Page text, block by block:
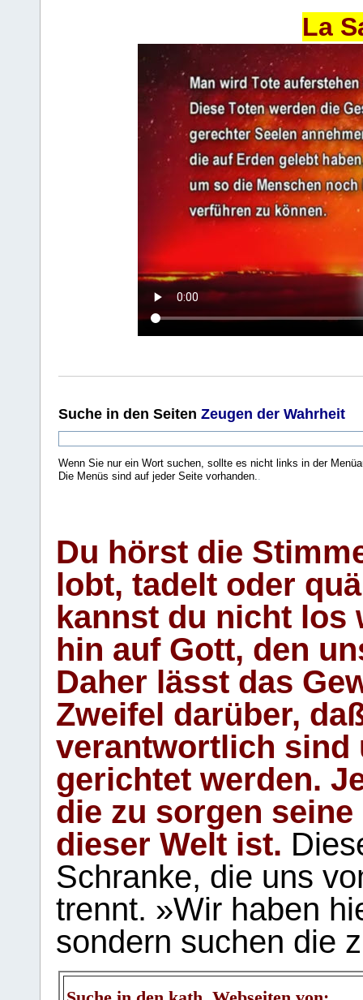
La
Suche in den Seiten Zeugen der Wahrheit
Wenn Sie nur ein Wort suchen, sollte es nicht links in der
Die Menüs sind auf jeder Seite vorhanden.
Du hörst die
lobt, tadelt oder
kannst du nicht los
hin auf Gott, den
Daher lässt das
Zweifel darüber,
verantwortlich sind
gerichtet werden.
die zu sorgen
dieser Welt ist.
Schranke, die uns
trennt. »Wir haben
sondern suchen die